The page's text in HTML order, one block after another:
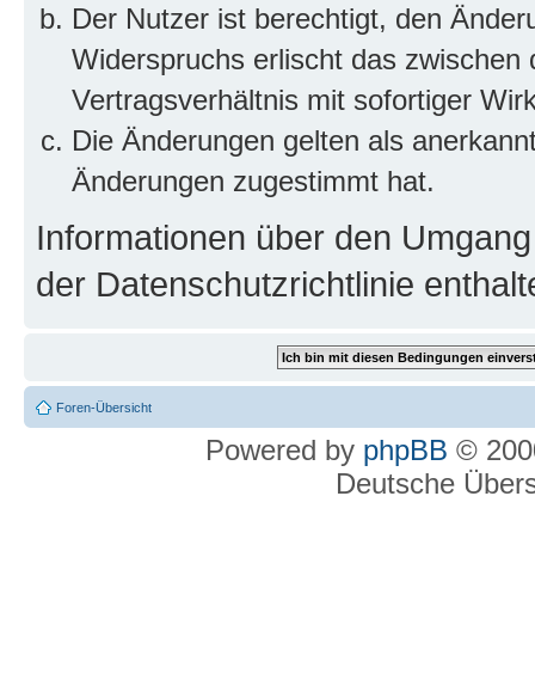
Der Nutzer ist berechtigt, den
Widerspruchs erlischt das
Vertragsverhältnis mit sofortiger
Die Änderungen gelten als
Änderungen zugestimmt hat.
Informationen über den
der Datenschutzrichtlinie
Foren-Übersicht
Powered by phpBB ©
Deutsche